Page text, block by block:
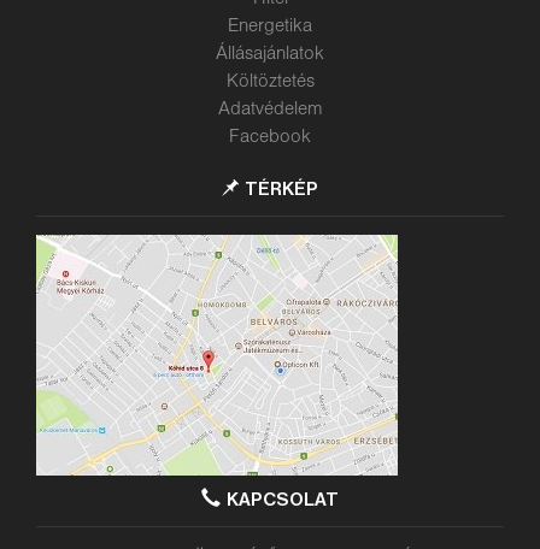
Energetika
Állásajánlatok
Költöztetés
Adatvédelem
Facebook
TÉRKÉP
KAPCSOLAT